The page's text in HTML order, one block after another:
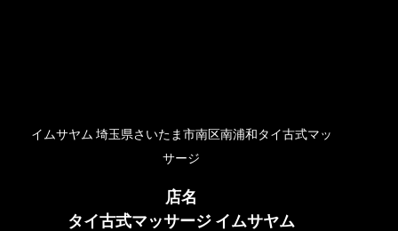
イムサヤム 埼玉県さいたま市南区南浦和タイ古式マッ
サージ
店名
タイ古式マッサージ イムサヤム